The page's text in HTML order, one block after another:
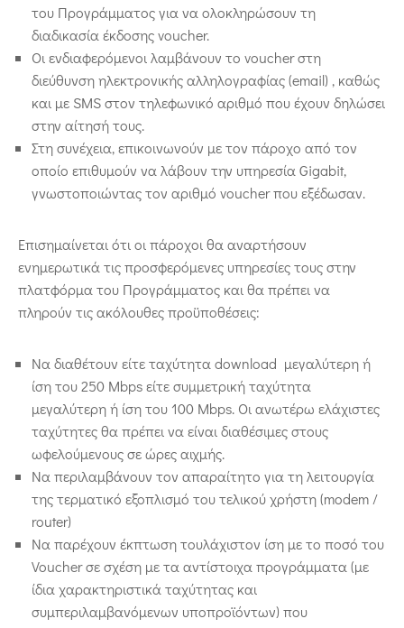
του Προγράμματος για να ολοκληρώσουν τη
διαδικασία έκδοσης voucher.
Οι ενδιαφερόμενοι λαμβάνουν το voucher στη
διεύθυνση ηλεκτρονικής αλληλογραφίας (email) , καθώς
και με SMS στον τηλεφωνικό αριθμό που έχουν δηλώσει
στην αίτησή τους.
Στη συνέχεια, επικοινωνούν με τον πάροχο από τον
οποίο επιθυμούν να λάβουν την υπηρεσία Gigabit,
γνωστοποιώντας τον αριθμό voucher που εξέδωσαν.
Επισημαίνεται ότι οι πάροχοι θα αναρτήσουν
ενημερωτικά τις προσφερόμενες υπηρεσίες τους στην
πλατφόρμα του Προγράμματος και θα πρέπει να
πληρούν τις ακόλουθες προϋποθέσεις:
Να διαθέτουν είτε ταχύτητα download μεγαλύτερη ή
ίση του 250 Mbps είτε συμμετρική ταχύτητα
μεγαλύτερη ή ίση του 100 Mbps. Οι ανωτέρω ελάχιστες
ταχύτητες θα πρέπει να είναι διαθέσιμες στους
ωφελούμενους σε ώρες αιχμής.
Να περιλαμβάνουν τον απαραίτητο για τη λειτουργία
της τερματικό εξοπλισμό του τελικού χρήστη (modem /
router)
Να παρέχουν έκπτωση τουλάχιστον ίση με το ποσό του
Voucher σε σχέση με τα αντίστοιχα προγράμματα (με
ίδια χαρακτηριστικά ταχύτητας και
συμπεριλαμβανόμενων υποπροϊόντων) που